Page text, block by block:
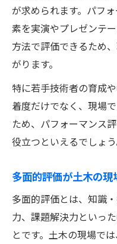
が求められます。パフ
素を実演やプレゼンテ
方法で評価できるため
がります。
特に若手技術者の育成
着度だけでなく、現場
ため、パフォーマンス
役立つといえるでしょう
多面的評価が土木の
多面的評価とは、知識
力、課題解決力といっ
とです。土木の現場で